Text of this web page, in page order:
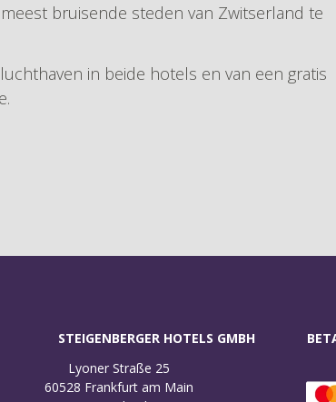
bruisende steden van Zwitserland te
in beide hotels en van een gratis
STEIGENBERGER HOTELS GMBH
Lyoner Straße 25
60528 Frankfurt am Main